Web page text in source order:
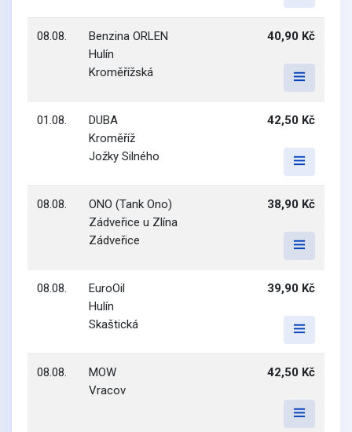
08.08.
Benzina ORLEN
Hulín
Kroměřížská
40,90 Kč
01.08.
DUBA
Kroměříž
Jožky Silného
42,50 Kč
08.08.
ONO (Tank Ono)
Zádveřice u Zlína
Zádveřice
38,90 Kč
08.08.
EuroOil
Hulín
Skaštická
39,90 Kč
08.08.
MOW
Vracov
42,50 Kč